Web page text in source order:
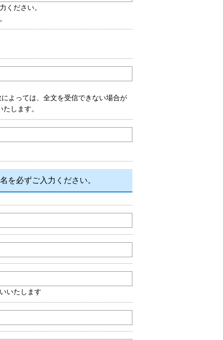
ください。
よっては、全文を受信できない場合が
します。
を必ずご入力ください。
いたします